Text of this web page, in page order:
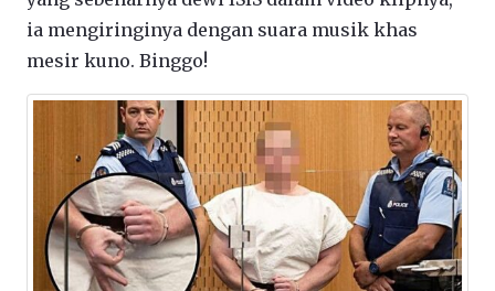
ia mengiringinya dengan suara musik khas
mesir kuno. Binggo!